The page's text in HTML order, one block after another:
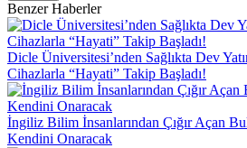
Benzer Haberler
Dicle Üniversitesi’nden Sağlıkta Dev
Cihazlarla “Hayati” Takip Başladı!
İngiliz Bilim İnsanlarından Çığır Açan
Kendini Onaracak